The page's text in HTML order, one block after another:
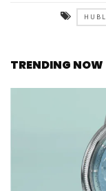
TRENDING NOW